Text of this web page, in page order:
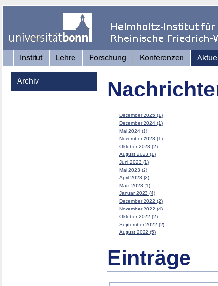
Institut Lehre Forschung Konferenzen
Archiv
Dezember 2025 (1)
Dezember 2024 (1)
Mai 2024 (1)
November 2023 (1)
Oktober 2023 (2)
August 2023 (1)
Juni 2023 (1)
Mai 2023 (2)
April 2023 (2)
März 2023 (1)
Januar 2023 (4)
Dezember 2022 (2)
November 2022 (4)
Oktober 2022 (2)
September 2022 (2)
August 2022 (5)
Einträge